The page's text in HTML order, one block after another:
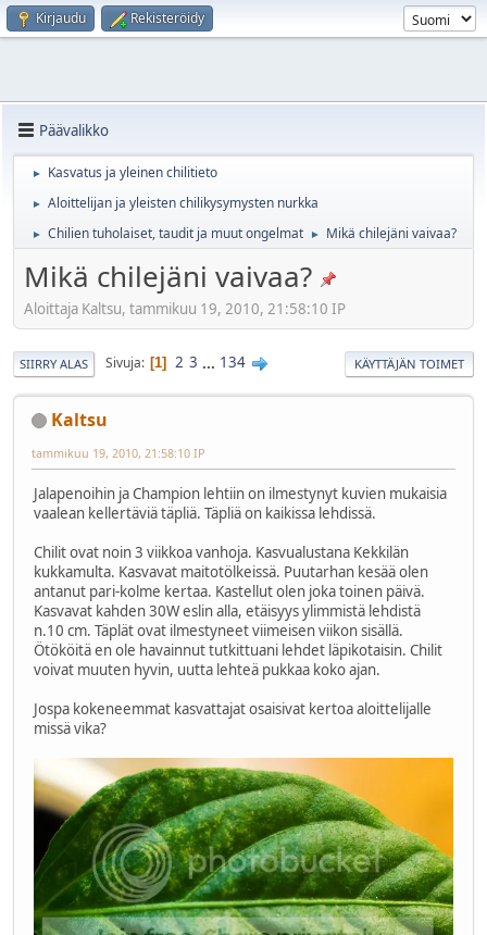
Kirjaudu Rekisteröidy
Päävalikko
► Kasvatus ja yleinen chilitieto
► Aloittelijan ja yleisten chilikysymysten nurkka
► Chilien tuholaiset, taudit ja muut ongelmat ► Mikä chilejäni vaivaa?
Mikä chilejäni vaivaa?
Aloittaja Kaltsu, tammikuu 19, 2010, 21:58:10 IP
SIIRRY ALAS Sivuja 1 2 3 ... 134 KÄYTTÄJÄN TOIMET
Kaltsu
tammikuu 19, 2010, 21:58:10 IP
Jalapenoihin ja Champion lehtiin on ilmestynyt kuvien mukaisia
vaalean kellertäviä täpliä. Täpliä on kaikissa lehdissä.
Chilit ovat noin 3 viikkoa vanhoja. Kasvualustana Kekkilän
kukkamulta. Kasvavat maitotölkeissä. Puutarhan kesää olen
antanut pari-kolme kertaa. Kastellut olen joka toinen päivä.
Kasvavat kahden 30W eslin alla, etäisyys ylimmistä lehdistä
n.10 cm. Täplät ovat ilmestyneet viimeisen viikon sisällä.
Ötököitä en ole havainnut tutkittuani lehdet läpikotaisin. Chilit
voivat muuten hyvin, uutta lehteä pukkaa koko ajan.
Jospa kokeneemmat kasvattajat osaisivat kertoa aloittelijalle
missä vika?